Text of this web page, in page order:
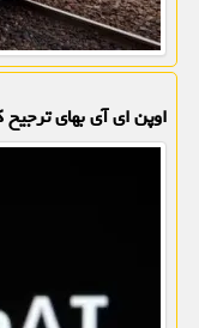
اوپن ای آی بهای ترجیح